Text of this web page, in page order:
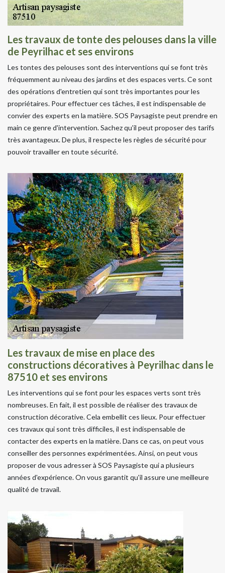
Les travaux de tonte des pelouses dans la ville
de Peyrilhac et ses environs
Les tontes des pelouses sont des interventions qui se font très
fréquemment au niveau des jardins et des espaces verts. Ce sont
des opérations d'entretien qui sont très importantes pour les
propriétaires. Pour effectuer ces tâches, il est indispensable de
convier des experts en la matière. SOS Paysagiste peut prendre en
main ce genre d'intervention. Sachez qu'il peut proposer des tarifs
très avantageux. De plus, il respecte les règles de sécurité pour
pouvoir travailler en toute sécurité.
Les travaux de mise en place des
constructions décoratives à Peyrilhac dans le
87510 et ses environs
Les interventions qui se font pour les espaces verts sont très
nombreuses. En fait, il est possible de réaliser des travaux de
construction décorative. Cela embellit ces lieux. Pour effectuer
ces travaux qui sont très difficiles, il est indispensable de
contacter des experts en la matière. Dans ce cas, on peut vous
conseiller des personnes expérimentées. Ainsi, on peut vous
proposer de vous adresser à SOS Paysagiste qui a plusieurs
années d'expérience. On vous garantit qu'il assure une meilleure
qualité de travail.